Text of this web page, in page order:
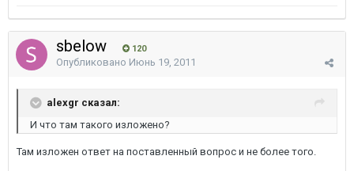
sbelow 120
Опубликовано Июнь 19, 2011
alexgr сказал:
И что там такого изложено?
Там изложен ответ на поставленный вопрос и не более того.